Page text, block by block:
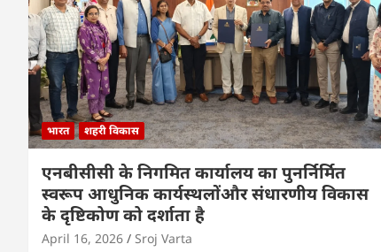
भारत शहरी विकास
एनबीसीसी के निगमित कार्यालय का पुनर्निर्मित
स्वरूप आधुनिक कार्यस्थलोंऔर संधारणीय विकास
के दृष्टिकोण को दर्शाता है
April 16, 2026 Sroj Varta